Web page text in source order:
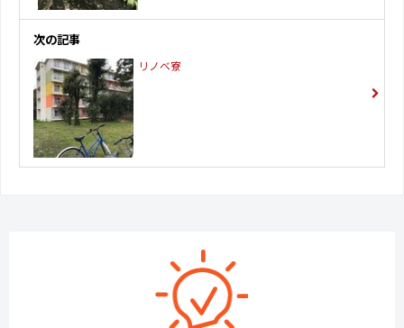
次の記事
リノベ寮